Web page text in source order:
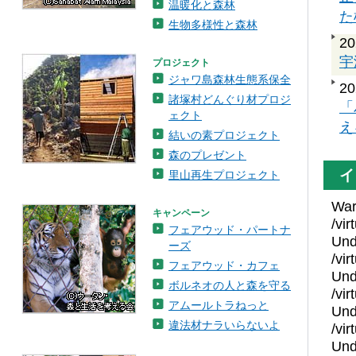
温暖化と森林
生物多様性と森林
プロジェクト
ジャワ島森林生態系保全
諸塚村どんぐり材プロジ
ェクト
結いの素プロジェクト
森のプレゼント
里山再生プロジェクト
キャンペーン
フェアウッド・パートナ
ーズ
フェアウッド・カフェ
ボルネオの人と森を守る
アムールトラねっと
違法材ナラいらないよ
/
/
/
/